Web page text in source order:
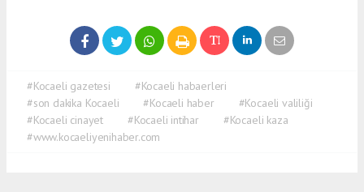
#Kocaeli gazetesi
#Kocaeli habaerleri
#son dakika Kocaeli
#Kocaeli haber
#Kocaeli valiliği
#Kocaeli cinayet
#Kocaeli intihar
#Kocaeli kaza
#www.kocaeliyenihaber.com